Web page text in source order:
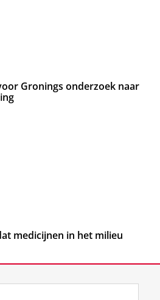
Gronings onderzoek naar
medicijnen in het milieu